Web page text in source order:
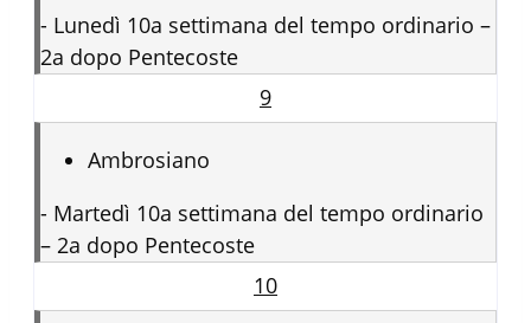
- Lunedì 10a settimana del tempo ordinario –
2a dopo Pentecoste
9
Ambrosiano
- Martedì 10a settimana del tempo ordinario
– 2a dopo Pentecoste
10